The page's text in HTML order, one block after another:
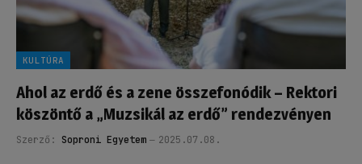
KULTÚRA
Ahol az erdő és a zene összefonódik – Rektori
köszöntő a „Muzsikál az erdő” rendezvényen
Szerző: Soproni Egyetem 2025.07.08.